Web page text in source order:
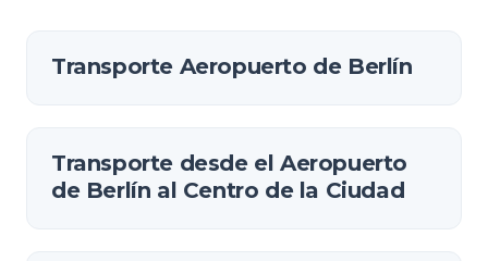
Transporte Aeropuerto de Berlín
Transporte desde el Aeropuerto
de Berlín al Centro de la Ciudad